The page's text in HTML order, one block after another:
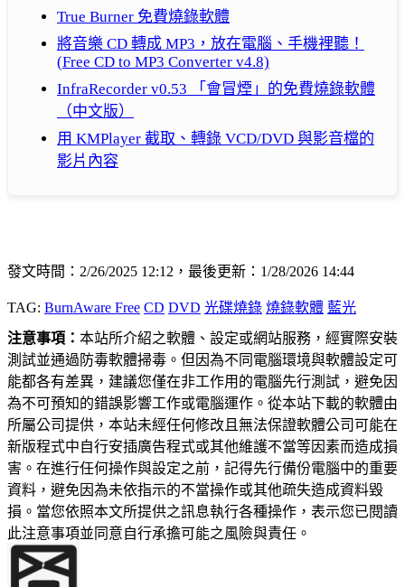
True Burner 免費燒錄軟體
將音樂 CD 轉成 MP3，放在電腦、手機裡聽！
(Free CD to MP3 Converter v4.8)
InfraRecorder v0.53 「會冒煙」的免費燒錄軟體
（中文版）
用 KMPlayer 截取、轉錄 VCD/DVD 與影音檔的
影片內容
發文時間：2/26/2025 12:12，最後更新：1/28/2026 14:44
TAG: BurnAware Free CD DVD 光碟燒錄 燒錄軟體 藍光
注意事項： 本站所介紹之軟體、設定或網站服務，經實際安裝
測試並通過防毒軟體掃毒。但因為不同電腦環境與軟體設定可
能都各有差異，建議您僅在非工作用的電腦先行測試，避免因
為不可預知的錯誤影響工作或電腦運作。從本站下載的軟體由
所屬公司提供，本站未經任何修改且無法保證軟體公司可能在
新版程式中自行安插廣告程式或其他維護不當等因素而造成損
害。在進行任何操作與設定之前，記得先行備份電腦中的重要
資料，避免因為未依指示的不當操作或其他疏失造成資料毀
損。當您依照本文所提供之訊息執行各種操作，表示您已閱讀
此注意事項並同意自行承擔可能之風險與責任。